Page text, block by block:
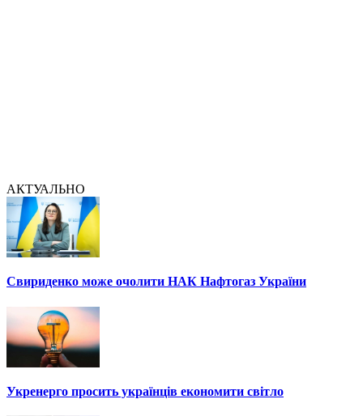
АКТУАЛЬНО
Свириденко може очолити НАК Нафтогаз України
Укренерго просить українців економити світло